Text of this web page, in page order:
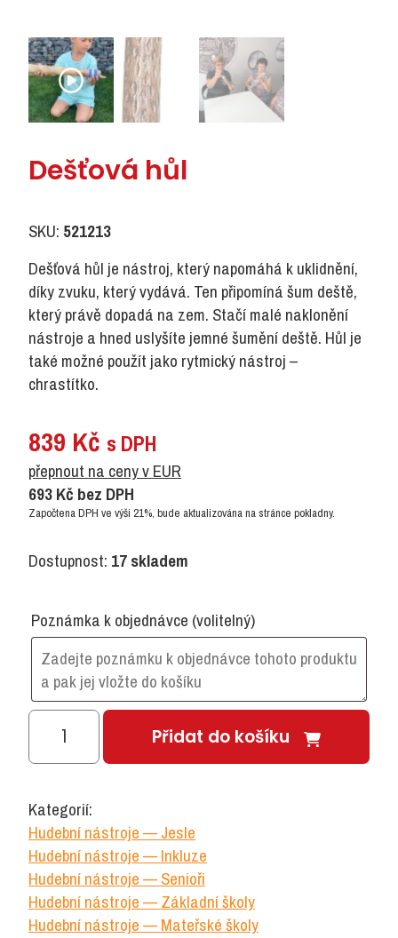
Dešťová hůl
SKU: 521213
Dešťová hůl je nástroj, který napomáhá k uklidnění,
díky zvuku, který vydává. Ten připomíná šum deště,
který právě dopadá na zem. Stačí malé naklonění
nástroje a hned uslyšíte jemné šumění deště. Hůl je
také možné použít jako rytmický nástroj –
chrastítko.
839 Kč s DPH
přepnout na ceny v EUR
693Kč bez DPH
Započtena DPH ve výši 21%, bude aktualizována na stránce pokladny.
Dostupnost: 17 skladem
Poznámka k objednávce (volitelný)
Dešťová
Přidat do košíku
Kategorií:
Hudební nástroje — Jesle
Hudební nástroje — Inkluze
Hudební nástroje — Senioři
Hudební nástroje — Základní školy
Hudební nástroje — Mateřské školy